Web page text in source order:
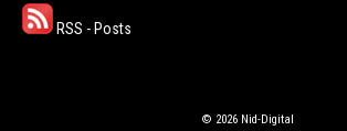
RSS - Posts
© 2026 Nid-Digital